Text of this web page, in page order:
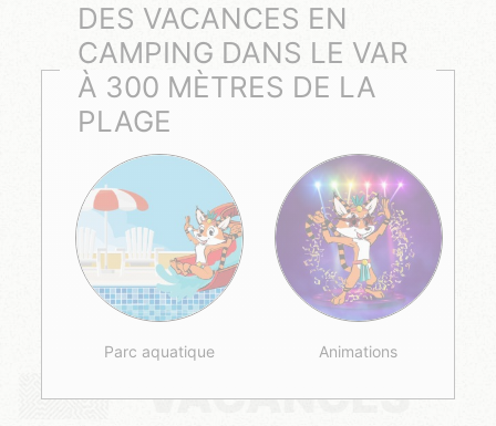
DES VACANCES EN
CAMPING DANS LE VAR
À 300 MÈTRES DE LA
PLAGE
Parc aquatique Animations
VACANCES